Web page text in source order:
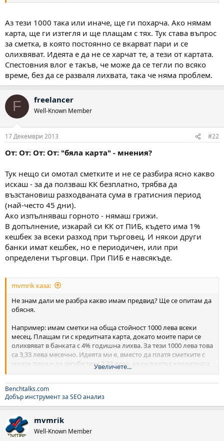
Аз тези 1000 така или иначе, ще ги похарча. Ако нямам
карта, ще ги изтегля и ще плащам с тях. Тук става въпрос
за сметка, в която постоянно се вкарват пари и се
олихвяват. Идеята е да не се харчат те, а тези от картата.
Спестовния влог е такъв, че може да се тегли по всяко
време, без да се разваля лихвата, така че няма проблем.
F freelancer
Well-Known Member
17 Декември 2013 #22
От: От: От: От: "бяла карта" - мнения?
Тук нещо си омотал сметките и не се разбира ясно какво
искаш - за да ползваш КК безплатно, трябва да
възстановиш разходваната сума в гратисния период
(най-често 45 дни).
Ако изпълняваш горното - нямаш грижи.
В допълнение, изкарай си КК от ПИБ, където има 1%
кешбек за всеки разход при търговец. И някои други
банки имат кешбек, но е периодичен, или при
определени търговци. При ПИБ е навсякъде.
mvmrik каза:
Не знам дали ме разбра какво имам предвид? Ще се опитам да
обясня.
Например: имам сметки на обща стойност 1000 лева всеки
месец. Плащам ги с кредитната карта, докато моите пари се
олихвяват в банката с 4% годишна лихва. За тези 1000 лева това
са 3,33 лева месечно. Идеята ми е, вместо да платя сметките с
моите пари и да загубя тези 3,33 лева, да ги платя с кредитната
годината 12х3,33=39,96лв, а за картата плащам 25 лева.
Знам, че сумата не е голяма и печалбата е нищожна, но аз не го
правя за печалба, а за удобство. Целта ми е да използвам
картата, без да съм на загуба.
Увеличете...
Benchtalks.com
Добър инструмент за SEO анализ
mvmrik
Well-Known Member